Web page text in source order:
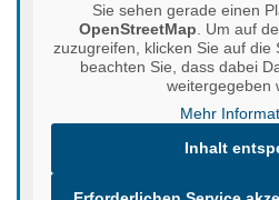
Sie sehen gerade einen
OpenStreetMap . Um auf
zuzugreifen, klicken Sie auf die
beachten Sie, dass dabei
weitergegeben
Mehr
Inhalt